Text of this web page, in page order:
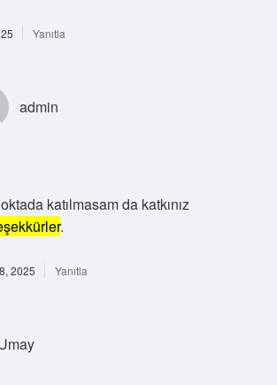
Yanıtla
admin
katılmasam da katkınız
.
2025 Yanıtla